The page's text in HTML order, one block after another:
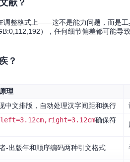
献？
调整格式上——这不是能力问题，而是
），任何细节偏差都可能导
？
理
中文排版，自动处理汉字间距和换行
left=3.12cm,right=3.12cm确保符
-出版年和顺序编码两种引文格式